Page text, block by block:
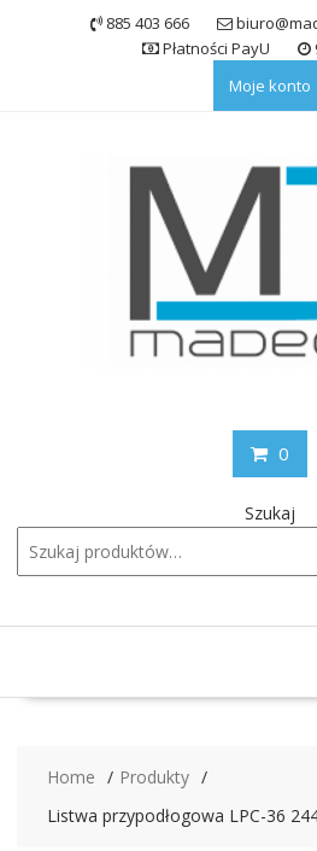
885 403 666
Płatności PayU
Moje konto
0
Szukaj
Home
Produkty
Listwa przypodłogowa LPC-36